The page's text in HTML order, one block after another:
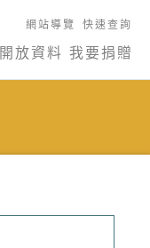
網站導覽 快速查詢
開放資料 我要捐贈